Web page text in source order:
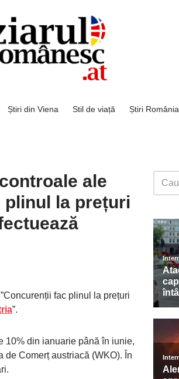
Știri din Viena Stil de viață Știri România
ale
plinul la prețuri
”Concurenții fac plinul la prețuri
”.
10% din ianuarie până în iunie,
de Comerț austriacă (WKO). În